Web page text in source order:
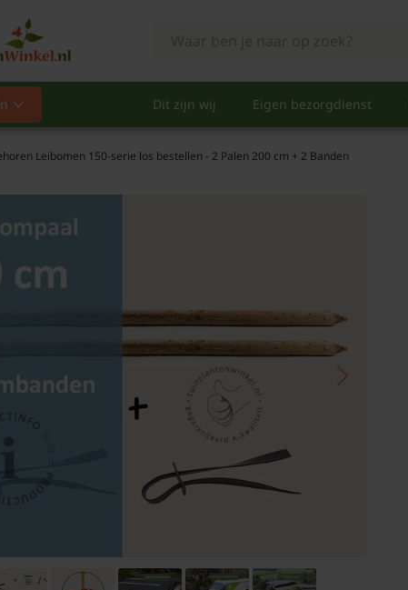
Dit zijn wij Eigen bezorgdienst
planten
Leibomen 150-serie los bestellen - 2 Palen 200 cm + 2 Banden